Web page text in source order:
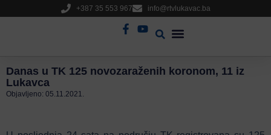
+387 35 553 967 info@rtvlukavac.ba
Danas u TK 125 novozaraženih koronom, 11 iz
Lukavca
Objavljeno: 05.11.2021.